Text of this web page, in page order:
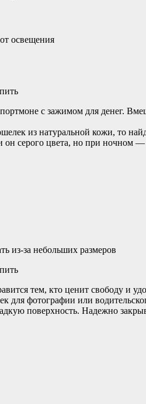
освещения
с зажимом для денег.
из натуральной кожи, то
серого цвета, но при ночном
из-за небольших размеров
тем, кто ценит свободу и
для фотографии или
поверхность. Надежно